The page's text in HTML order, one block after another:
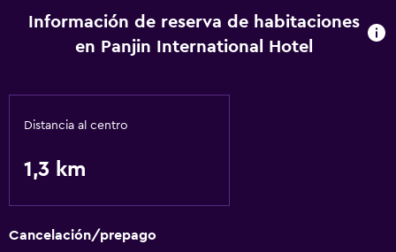
Información de reserva de habitaciones
en Panjin International Hotel
Distancia al centro
1,3 km
Cancelación/prepago